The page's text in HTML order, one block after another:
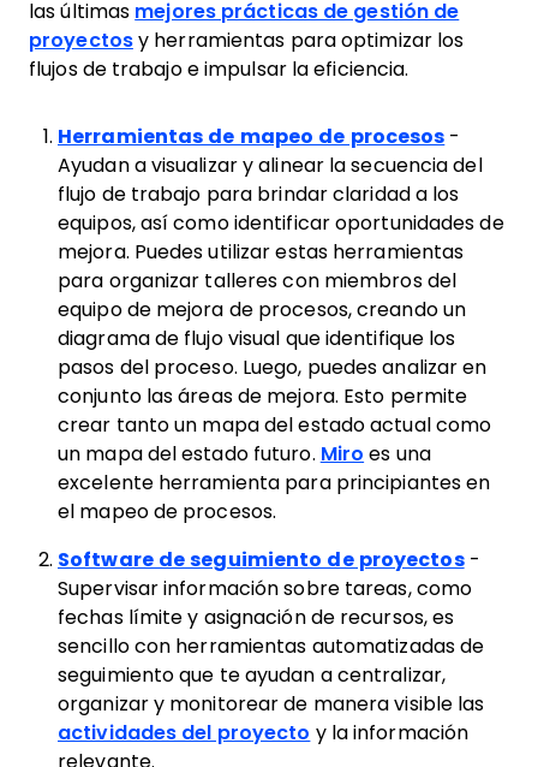
las últimas mejores prácticas de gestión de
proyectosy herramientas para optimizar los
flujos de trabajo e impulsar la eficiencia.
Herramientas de mapeo de procesos -
Ayudan a visualizar y alinear la secuencia del
flujo de trabajo para brindar claridad a los
equipos, así como identificar oportunidades de
mejora. Puedes utilizar estas herramientas
para organizar talleres con miembros del
equipo de mejora de procesos, creando un
diagrama de flujo visual que identifique los
pasos del proceso. Luego, puedes analizar en
conjunto las áreas de mejora. Esto permite
crear tanto un mapa del estado actual como
un mapa del estado futuro. Miro es una
excelente herramienta para principiantes en
el mapeo de procesos.
Software de seguimiento de proyectos -
Supervisar información sobre tareas, como
fechas límite y asignación de recursos, es
sencillo con herramientas automatizadas de
seguimiento que te ayudan a centralizar,
organizar y monitorear de manera visible las
actividades del proyecto y la información
relevante.